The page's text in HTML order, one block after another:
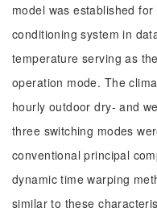
model was established
conditioning system in
temperature serving as
operation mode. The
hourly outdoor dry- and
three switching modes
conventional principal
dynamic time warping
similar to these